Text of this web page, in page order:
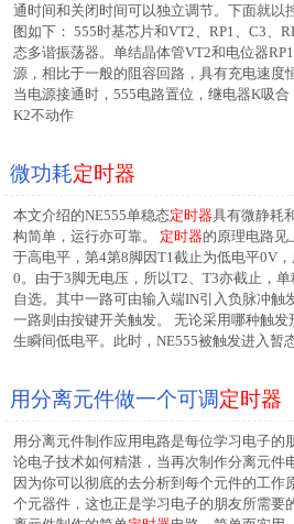
通时间和关闭时间可以独立调节。下面就以
图如下： 555时基芯片和VT2、RP1、C3、
态多谐振荡器。单结晶体管VT2和电位器
源，相比于一般的阻容回路，具有充电速度
当电源接通时，555电路置位，继电器K吸合
K2不动作
微功耗定时器
本文介绍的NE555单稳态定时器具有微静耗
构简单，运行亦可靠。 定时器的原理电路见
于高电平，第4第8脚因T1截止为低电平0V
0。由于3脚无电压，所以T2、T3亦截止，
自选。其中一路可由输入端IN引入负脉冲触
一路则由按键开关触发。 无论采用哪种触
生瞬间低电平。此时，NE555被触发进入暂
用分离元件做一个可调定时器
用分离元件制作应用电路是每位学习电子的
论电子技术如何精湛，当再次制作分离元件
因为你可以彻底的去分析到每个元件的工作
个元器件，这也正是学习电子的朋友所需要